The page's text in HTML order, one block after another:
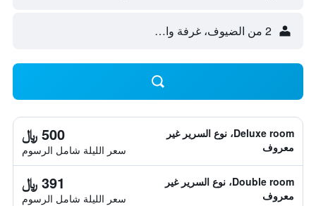
2 من الضيوف، غرفة واحدة
Deluxe room، نوع السرير غير
معروف
500 ﷼
سعر الليلة شامل الرسوم
Double room، نوع السرير غير
معروف
391 ﷼
سعر الليلة شامل الرسوم